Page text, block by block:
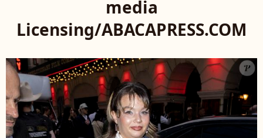
media
Licensing/ABACAPRESS.COM